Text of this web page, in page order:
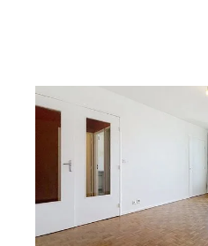
GUERET 23
37 m
2
, 1 pièce
Ref : 3877
Appartement T1 à
43 000 €